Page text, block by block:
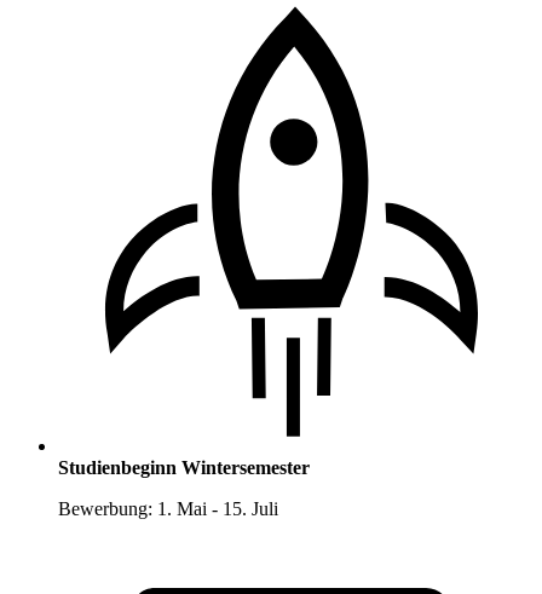
Studienbeginn Wintersemester
Bewerbung: 1. Mai - 15. Juli